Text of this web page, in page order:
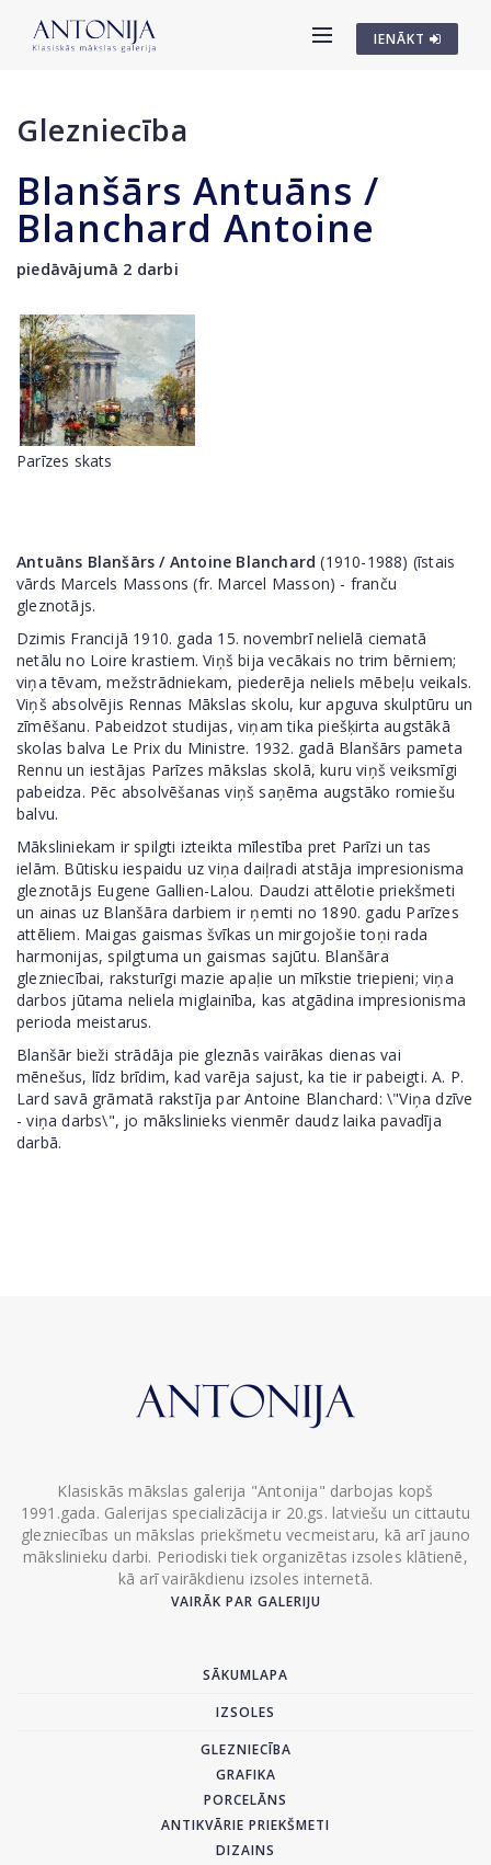
IENĀKT
Glezniecība
Blanšārs Antuāns /
Blanchard Antoine
piedāvājumā 2 darbi
Parīzes skats
Antuāns Blanšārs / Antoine Blanchard (1910-1988) (īstais
vārds Marcels Massons (fr. Marcel Masson) - franču
gleznotājs.
Dzimis Francijā 1910. gada 15. novembrī nelielā ciematā
netālu no Loire krastiem. Viņš bija vecākais no trim bērniem;
viņa tēvam, mežstrādniekam, piederēja neliels mēbeļu veikals.
Viņš absolvējis Rennas Mākslas skolu, kur apguva skulptūru un
zīmēšanu. Pabeidzot studijas, viņam tika piešķirta augstākā
skolas balva Le Prix du Ministre. 1932. gadā Blanšārs pameta
Rennu un iestājas Parīzes mākslas skolā, kuru viņš veiksmīgi
pabeidza. Pēc absolvēšanas viņš saņēma augstāko romiešu
balvu.
Māksliniekam ir spilgti izteikta mīlestība pret Parīzi un tas
ielām. Būtisku iespaidu uz viņa daiļradi atstāja impresionisma
gleznotājs Eugene Gallien-Lalou. Daudzi attēlotie priekšmeti
un ainas uz Blanšāra darbiem ir ņemti no 1890. gadu Parīzes
attēliem. Maigas gaismas švīkas un mirgojošie toņi rada
harmonijas, spilgtuma un gaismas sajūtu. Blanšāra
glezniecībai, raksturīgi mazie apaļie un mīkstie triepieni; viņa
darbos jūtama neliela miglainība, kas atgādina impresionisma
perioda meistarus.
Blanšār bieži strādāja pie gleznās vairākas dienas vai
mēnešus, līdz brīdim, kad varēja sajust, ka tie ir pabeigti. A. P.
Lard savā grāmatā rakstīja par Antoine Blanchard: \"Viņa dzīve
- viņa darbs\", jo mākslinieks vienmēr daudz laika pavadīja
darbā.
Klasiskās mākslas galerija "Antonija" darbojas kopš
1991.gada. Galerijas specializācija ir 20.gs. latviešu un cittautu
glezniecības un mākslas priekšmetu vecmeistaru, kā arī jauno
mākslinieku darbi. Periodiski tiek organizētas izsoles klātienē,
kā arī vairākdienu izsoles internetā.
VAIRĀK PAR GALERIJU
SĀKUMLAPA
IZSOLES
GLEZNIECĪBA
GRAFIKA
PORCELĀNS
ANTIKVĀRIE PRIEKŠMETI
DIZAINS